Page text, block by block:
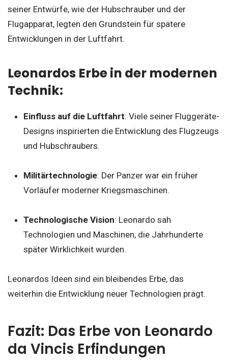
seiner Entwürfe, wie der Hubschrauber und der
Flugapparat, legten den Grundstein für spätere
Entwicklungen in der Luftfahrt.
Leonardos Erbe in der modernen
Technik:
Einfluss auf die Luftfahrt: Viele seiner Fluggeräte-
Designs inspirierten die Entwicklung des Flugzeugs
und Hubschraubers.
Militärtechnologie: Der Panzer war ein früher
Vorläufer moderner Kriegsmaschinen.
Technologische Vision: Leonardo sah
Technologien und Maschinen, die Jahrhunderte
später Wirklichkeit wurden.
Leonardos Ideen sind ein bleibendes Erbe, das
weiterhin die Entwicklung neuer Technologien prägt.
Fazit: Das Erbe von Leonardo
da Vincis Erfindungen